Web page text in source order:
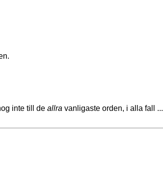
inte till de allra vanligaste orden, i alla fall ...